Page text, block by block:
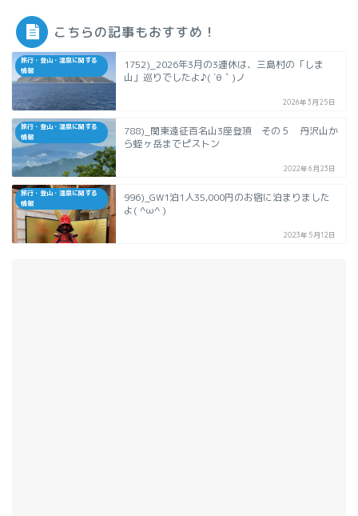
こちらの記事もおすすめ！
旅行・登山・温泉に関する
情報
1752)_2026年3月の3連休は、三島村の「しま
山」巡りでしたよ♪( ´θ｀)ノ
2026年3月25日
旅行・登山・温泉に関する
情報
788)_関東遠征百名山3座登頂 その５ 丹沢山か
ら蛭ヶ岳までピストン
2022年6月23日
旅行・登山・温泉に関する
情報
996)_GW1泊1人35,000円のお宿に泊まりました
よ( ^ω^ )
2023年5月12日